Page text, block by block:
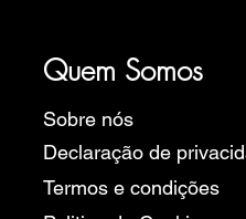
Quem Somos
Sobre nós
Declaração de
Termos e condições